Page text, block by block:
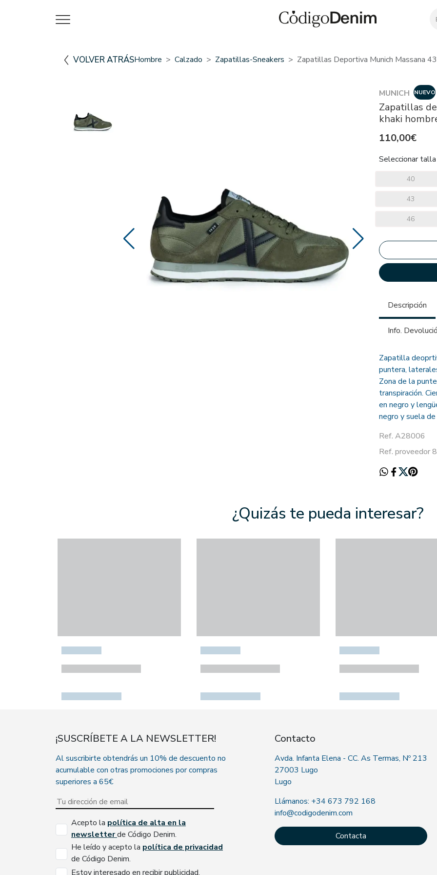
VOLVER ATRÁSHombre Calzado Zapatillas-Sneakers Zapatillas Deportiva Munich Massana
MUNICH NUEVO
Zapatillas
khaki
110,00€
Seleccionar talla
40
43
46
Descripción
Info.
Zapatilla
puntera,
Zona de la
transpiración.
en negro y
negro y suela de
Ref. A28006
Ref. proveedor
¿Quizás te pueda interesar?
¡SUSCRÍBETE A LA NEWSLETTER!
Al suscribirte obtendrás un 10% de descuento no
acumulable con otras promociones por compras
superiores a 65€
Acepto la política de alta en la
newsletterde Código Denim.
He leído y acepto la política de privacidad
de Código Denim.
Estoy interesado en recibir publicidad.
Contacto
Avda. Infanta Elena - CC. As Termas, Nº 213
27003 Lugo
Lugo
Llámanos: +34 673 792 168
info@codigodenim.com
Contacta